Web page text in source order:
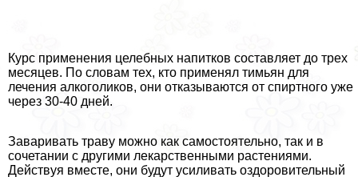
Курс применения целебных напитков составляет до трех
месяцев. По словам тех, кто применял тимьян для
лечения алкоголиков, они отказываются от спиртного уже
через 30-40 дней.
Заваривать траву можно как самостоятельно, так и в
сочетании с другими лекарственными растениями.
Действуя вместе, они будут усиливать оздоровительный